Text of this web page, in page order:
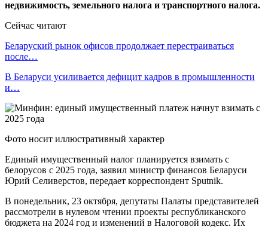
недвижимость, земельного налога и транспортного налога.
Сейчас читают
Беларуский рынок офисов продолжает перестраиваться
после…
В Беларуси усиливается дефицит кадров в промышленности
и…
Фото носит иллюстративный характер
Единый имущественный налог планируется взимать с
белорусов с 2025 года, заявил министр финансов Беларуси
Юрий Селиверстов, передает корреспондент Sputnik.
В понедельник, 23 октября, депутаты Палаты представителей
рассмотрели в нулевом чтении проекты республиканского
бюджета на 2024 год и изменений в Налоговой кодекс. Их